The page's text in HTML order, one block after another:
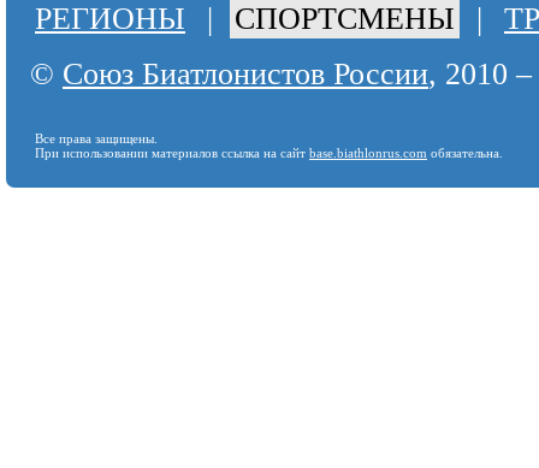
РЕГИОНЫ | СПОРТСМЕНЫ |
© Союз Биатлонистов России, 2010
Все права защищены.
При использовании материалов ссылка на сайт base.biathlonrus.com обязательна.